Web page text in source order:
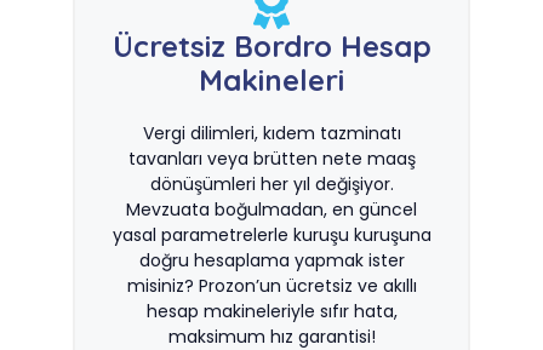
Ücretsiz Bordro Hesap
Makineleri
Vergi dilimleri, kıdem tazminatı
tavanları veya brütten nete maaş
dönüşümleri her yıl değişiyor.
Mevzuata boğulmadan, en güncel
yasal parametrelerle kuruşu kuruşuna
doğru hesaplama yapmak ister
misiniz? Prozon’un ücretsiz ve akıllı
hesap makineleriyle sıfır hata,
maksimum hız garantisi!